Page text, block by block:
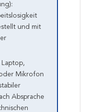
und mit
Laptop,
Mikrofon
Absprache